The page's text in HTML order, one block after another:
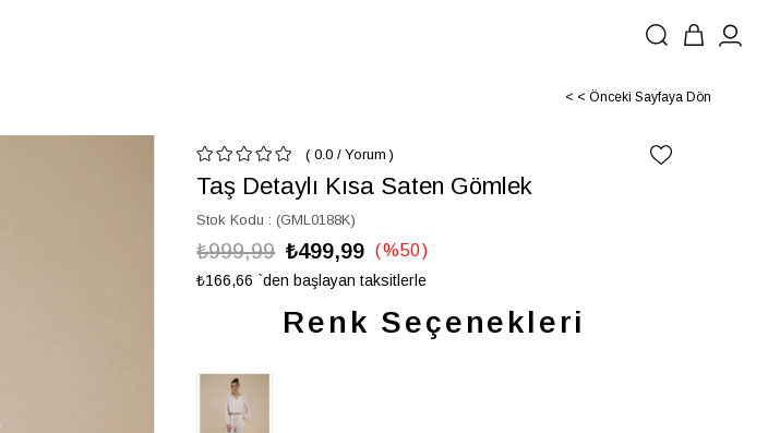
< < Önceki Sayfaya Dön
0.0/ Yorum
Taş Detaylı Kısa Saten Gömlek
Stok Kodu (GML0188K)
₺999,99 ₺499,99 %50
İndirim
₺166,66 `den başlayan taksitlerle
Renk Seçenekleri